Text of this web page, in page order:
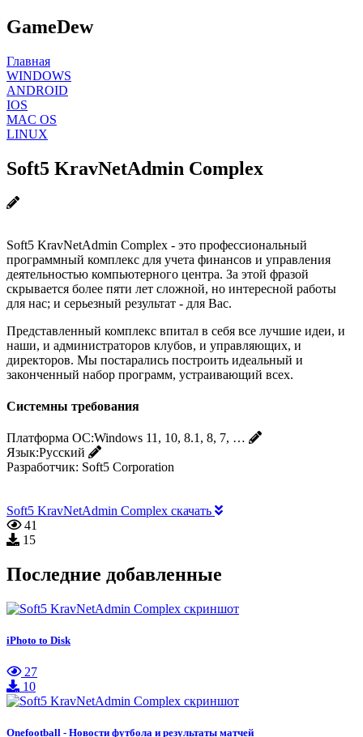
GameDew
Главная
WINDOWS
ANDROID
IOS
MAC OS
LINUX
Soft5 KravNetAdmin Complex
Soft5 KravNetAdmin Complex - это профессиональный
программный комплекс для учета финансов и управления
деятельностью компьютерного центра. За этой фразой
скрывается более пяти лет сложной, но интересной работы
для нас; и серьезный результат - для Вас.
Представленный комплекс впитал в себя все лучшие идеи, и
наши, и администраторов клубов, и управляющих, и
директоров. Мы постарались построить идеальный и
законченный набор программ, устраивающий всех.
Системны требования
Платформа ОС:Windows 11, 10, 8.1, 8, 7, …
Язык:Русский
Разработчик: Soft5 Corporation
Soft5 KravNetAdmin Complex скачать
41
15
Последние добавленные
iPhoto to Disk
27
10
Onefootball - Новости футбола и результаты матчей